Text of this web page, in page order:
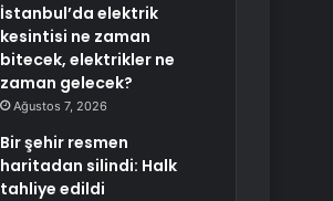
İstanbul’da elektrik
kesintisi ne zaman
bitecek, elektrikler ne
zaman gelecek?
Ağustos 7, 2026
Bir şehir resmen
haritadan silindi: Halk
tahliye edildi